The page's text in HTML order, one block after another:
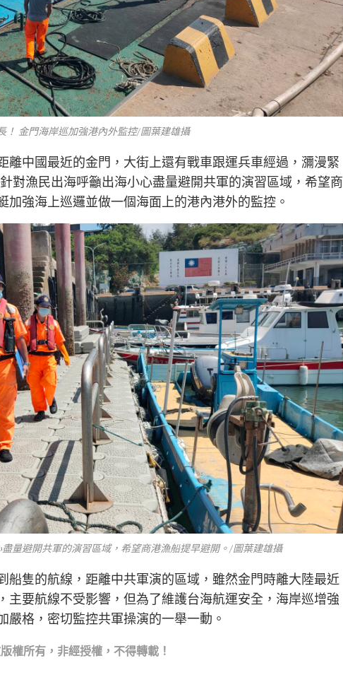
！ 金門海岸巡加強港內外監控/圖葉建雄攝
離中國最近的金門，大街上還有戰車跟運兵車經過，瀰漫緊
對漁民出海呼籲出海小心盡量避開共軍的演習區域，希望商
強海上巡邏並做一個海面上的港內港外的監控。
量避開共軍的演習區域，希望商港漁船提早避開。/圖葉建雄攝
船隻的航線，距離中共軍演的區域，雖然金門時離大陸最近
主要航線不受影響，但為了維護台海航運安全，海岸巡增強
格，密切監控共軍操演的一舉一動。
權所有，非經授權，不得轉載！